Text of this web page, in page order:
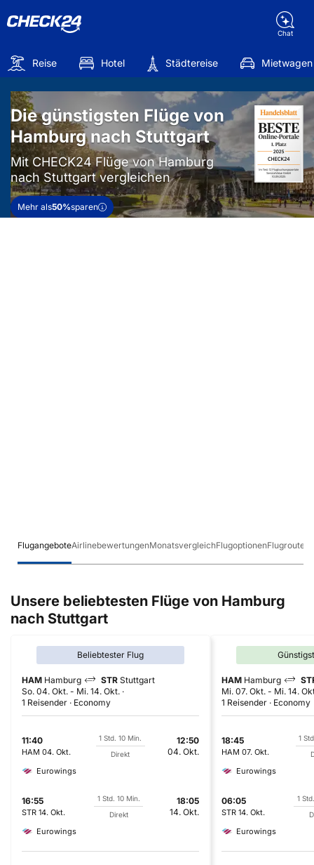
Chat
Reise Hotel Städtereise Mietwagen
Die günstigsten Flüge von
Hamburg nach Stuttgart
Mit CHECK24 Flüge von Hamburg
nach Stuttgart vergleichen
Mehr als50%sparen
FlugangeboteAirlinebewertungenMonatsvergleichFlugoptionenFlugrouten
Unsere beliebtesten Flüge von Hamburg
nach Stuttgart
Beliebtester Flug
HAM Hamburg STR Stuttgart
So. 04. Okt. - Mi. 14. Okt.
1 Reisender
Economy
11:40
HAM 04. Okt.
1 Std. 10 Min.
Direkt
12:50
04. Okt.
Eurowings
16:55
STR 14. Okt.
1 Std. 10 Min.
Direkt
18:05
14. Okt.
Eurowings
HAM Hamburg
Mi. 07. Okt. - Mi. 14.
1 Reisender
Economy
18:45
HAM 07. Okt.
1
Eurowings
06:05
STR 14. Okt.
1
Eurowings